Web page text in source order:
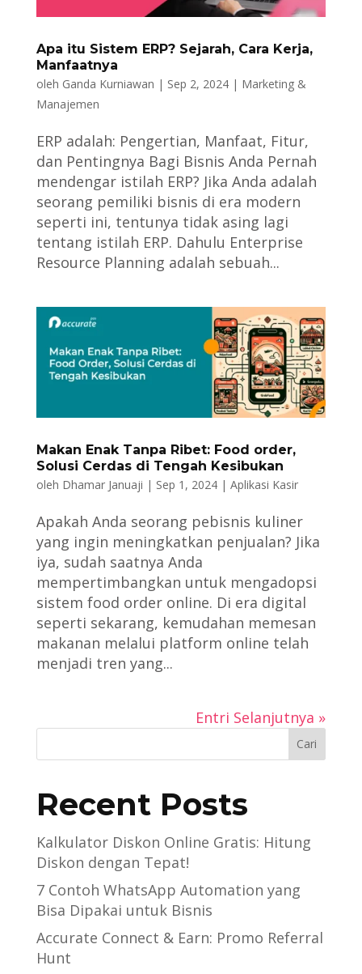
Apa itu Sistem ERP? Sejarah, Cara Kerja,
Manfaatnya
oleh Ganda Kurniawan | Sep 2, 2024| Marketing &
Manajemen
ERP adalah: Pengertian, Manfaat, Fitur,
dan Pentingnya Bagi Bisnis Anda Pernah
mendengar istilah ERP? Jika Anda adalah
seorang pemiliki bisnis di era modern
seperti ini, tentunya tidak asing lagi
tentang istilah ERP. Dahulu Enterprise
Resource Planning adalah sebuah...
Makan Enak Tanpa Ribet: Food order,
Solusi Cerdas di Tengah Kesibukan
oleh Dhamar Januaji | Sep 1, 2024| Aplikasi Kasir
Apakah Anda seorang pebisnis kuliner
yang ingin meningkatkan penjualan? Jika
iya, sudah saatnya Anda
mempertimbangkan untuk mengadopsi
sistem food order online. Di era digital
seperti sekarang, kemudahan memesan
makanan melalui platform online telah
menjadi tren yang...
Entri Selanjutnya »
Cari
Recent Posts
Kalkulator Diskon Online Gratis: Hitung
Diskon dengan Tepat!
7 Contoh WhatsApp Automation yang
Bisa Dipakai untuk Bisnis
Accurate Connect & Earn: Promo Referral
Hunt